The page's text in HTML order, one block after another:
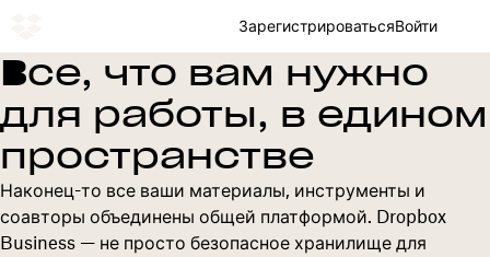
ЗарегистрироватьсяВойти
Все, что вам нужно
для работы, в едином
пространстве
Наконец-то все ваши материалы, инструменты и
соавторы объединены общей платформой. Dropbox
Business — не просто безопасное хранилище для